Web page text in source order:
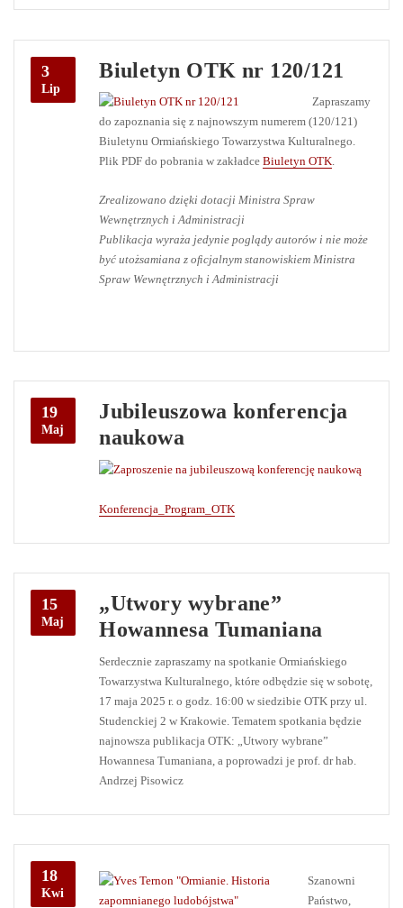
3
Lip
Biuletyn OTK nr 120/121
Zapraszamy
do zapoznania się z najnowszym numerem (120/121)
Biuletynu Ormiańskiego Towarzystwa Kulturalnego.
Plik PDF do pobrania w zakładceBiuletyn OTK.
Zrealizowano dzięki dotacji Ministra Spraw
Wewnętrznych i Administracji
Publikacja wyraża jedynie poglądy autorów i nie może
być utożsamiana z oﬁcjalnym stanowiskiem Ministra
Spraw Wewnętrznych i Administracji
19
Maj
Jubileuszowa konferencja
naukowa
Konferencja_Program_OTK
15
Maj
„Utwory wybrane”
Howannesa Tumaniana
Serdecznie zapraszamy na spotkanie Ormiańskiego
Towarzystwa Kulturalnego, które odbędzie się w sobotę,
17 maja 2025 r. o godz. 16:00 w siedzibie OTK przy ul.
Studenckiej 2 w Krakowie. Tematem spotkania będzie
najnowsza publikacja OTK: „Utwory wybrane”
Howannesa Tumaniana, a poprowadzi je prof. dr hab.
Andrzej Pisowicz
18
Kwi
Szanowni
Państwo,